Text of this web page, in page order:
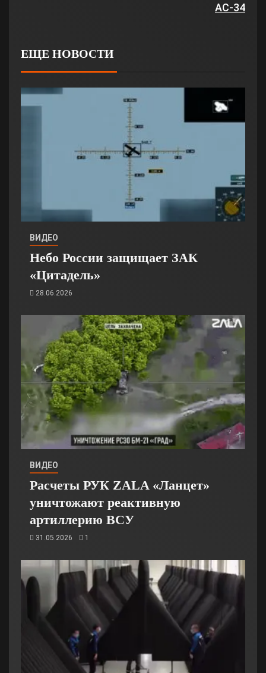
АС-34
ЕЩЕ НОВОСТИ
ВИДЕО
Небо России защищает ЗАК
«Цитадель»
28.06.2026
ВИДЕО
Расчеты РУК ZALA «Ланцет»
уничтожают реактивную
артиллерию ВСУ
31.05.2026 1